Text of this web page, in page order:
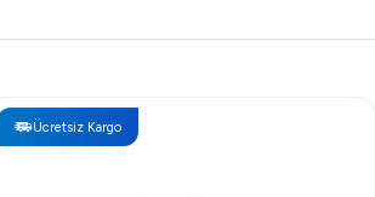
Ücretsiz Kargo